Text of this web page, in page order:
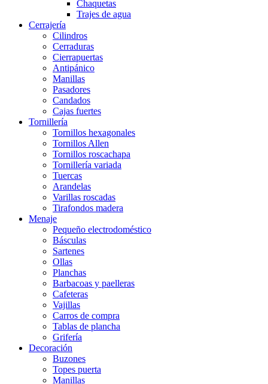
Chaquetas
Trajes de agua
Cerrajería
Cilindros
Cerraduras
Cierrapuertas
Antipánico
Manillas
Pasadores
Candados
Cajas fuertes
Tornillería
Tornillos hexagonales
Tornillos Allen
Tornillos roscachapa
Tornillería variada
Tuercas
Arandelas
Varillas roscadas
Tirafondos madera
Menaje
Pequeño electrodoméstico
Básculas
Sartenes
Ollas
Planchas
Barbacoas y paelleras
Cafeteras
Vajillas
Carros de compra
Tablas de plancha
Grifería
Decoración
Buzones
Topes puerta
Manillas